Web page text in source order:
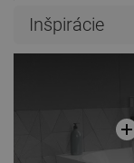
Inšpirácie